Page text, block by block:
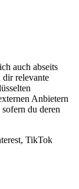
auch abseits
dir relevante
Anbietern
du deren
TikTok